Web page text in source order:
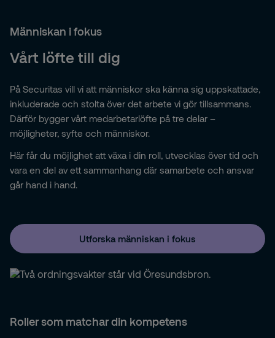
Människan i fokus
Vårt löfte till dig
På Securitas vill vi att människor ska känna sig uppskattade,
inkluderade och stolta över det arbete vi gör tillsammans.
Därför bygger vårt medarbetarlöfte på tre delar –
möjligheter, syfte och människor.
Här får du möjlighet att växa i din roll, utvecklas över tid och
vara en del av ett sammanhang där samarbete och ansvar
går hand i hand.
Utforska människan i fokus
Roller som matchar din kompetens